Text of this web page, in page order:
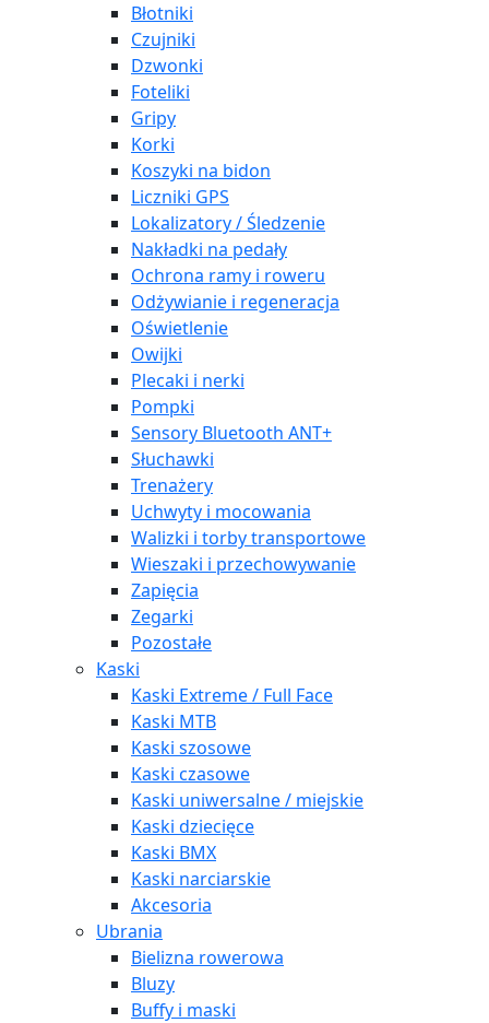
Błotniki
Czujniki
Dzwonki
Foteliki
Gripy
Korki
Koszyki na bidon
Liczniki GPS
Lokalizatory / Śledzenie
Nakładki na pedały
Ochrona ramy i roweru
Odżywianie i regeneracja
Oświetlenie
Owijki
Plecaki i nerki
Pompki
Sensory Bluetooth ANT+
Słuchawki
Trenażery
Uchwyty i mocowania
Walizki i torby transportowe
Wieszaki i przechowywanie
Zapięcia
Zegarki
Pozostałe
Kaski
Kaski Extreme / Full Face
Kaski MTB
Kaski szosowe
Kaski czasowe
Kaski uniwersalne / miejskie
Kaski dziecięce
Kaski BMX
Kaski narciarskie
Akcesoria
Ubrania
Bielizna rowerowa
Bluzy
Buffy i maski